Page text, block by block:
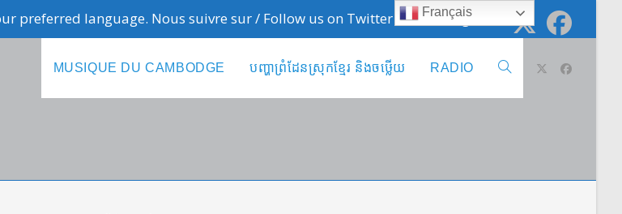
preferred language. Nous suivre sur / Follow us on Twitter @cambodge_info
MUSIQUE DU CAMBODGE បញ្ហាព្រំដែនស្រុកខ្មែរ និងចឞ្លើយ RADIO Toggle
Français